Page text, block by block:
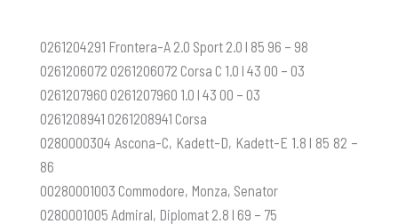
0261204291 Frontera-A 2.0 Sport 2.0 l 85 96 – 98
0261206072 0261206072 Corsa C 1.0 l 43 00 – 03
0261207960 0261207960 1.0 l 43 00 – 03
0261208941 0261208941 Corsa
0280000304 Ascona-C, Kadett-D, Kadett-E 1.8 l 85 82 –
86
00280001003 Commodore, Monza, Senator
0280001005 Admiral, Diplomat 2.8 l 69 – 75